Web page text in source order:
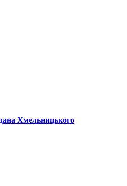
Хмельницького